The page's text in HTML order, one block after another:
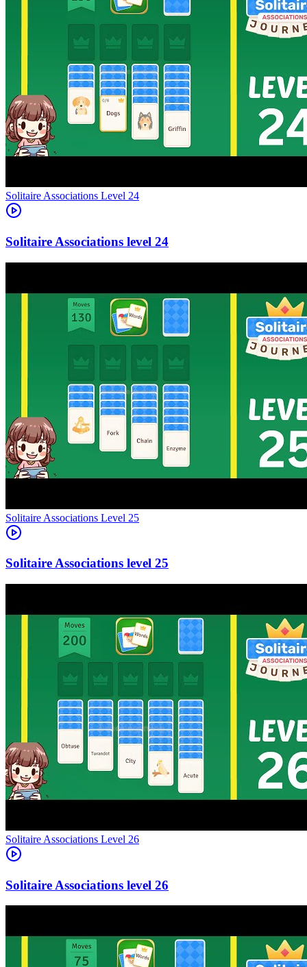
Level 24
24
Level 25
25
Level 26
26